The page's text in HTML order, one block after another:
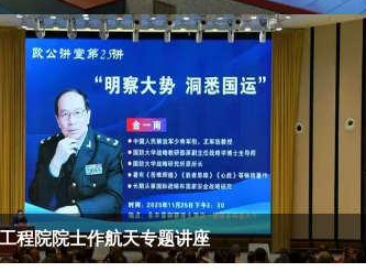
园区建设 徐南平院士开讲专题讲座